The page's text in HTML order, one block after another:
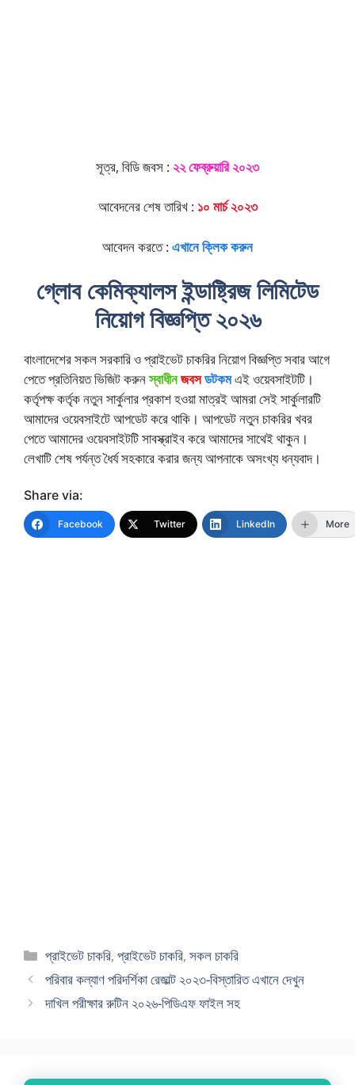
সূত্র, বিডি জবস :২২ ফেব্রুয়ারি ২০২৩
আবেদনের শেষ তারিখ : ১০ মার্চ ২০২৩
আবেদন করতে :এখানে ক্লিক করুন
গ্লোব কেমিক্যালস ইন্ডাষ্ট্রিজ লিমিটেড
নিয়োগ বিজ্ঞপ্তি ২০২৬
বাংলাদেশের সকল সরকারি ও প্রাইভেট চাকরির নিয়োগ বিজ্ঞপ্তি সবার আগে
পেতে প্রতিনিয়ত ভিজিট করুনস্বাধীনজবসডটকমএই ওয়েবসাইটটি।
কর্তৃপক্ষ কর্তৃক নতুন সার্কুলার প্রকাশ হওয়া মাত্রই আমরা সেই সার্কুলারটি
আমাদের ওয়েবসাইটে আপডেট করে থাকি। আপডেট নতুন চাকরির খবর
পেতে আমাদের ওয়েবসাইটটি সাবস্ক্রাইব করে আমাদের সাথেই থাকুন।
লেখাটি শেষ পর্যন্ত ধৈর্য সহকারে করার জন্য আপনাকে অসংখ্য ধন্যবাদ।
Share via:
Facebook Twitter LinkedIn More
Categories
প্রাইভেট চাকরি,প্রাইভেট চাকরি,সকল চাকরি
পরিবার কল্যাণ পরিদর্শিকা রেজাল্ট ২০২৩-বিস্তারিত এখানে দেখুন
দাখিল পরীক্ষার রুটিন ২০২৬-পিডিএফ ফাইল সহ